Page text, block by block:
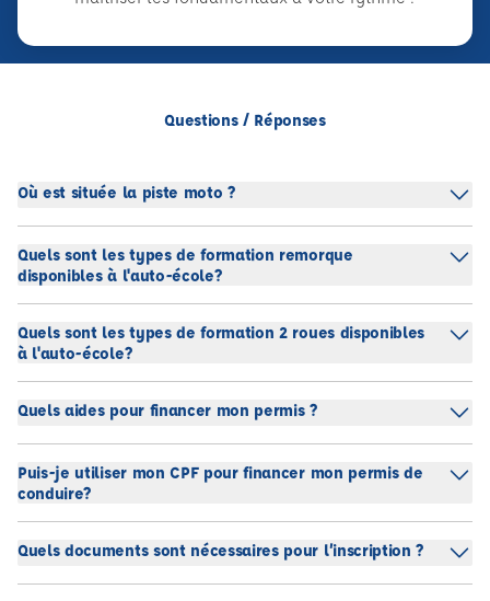
Questions / Réponses
Où est située la piste moto ?
Quels sont les types de formation remorque
disponibles à l'auto-école?
Quels sont les types de formation 2 roues disponibles
à l'auto-école?
Quels aides pour financer mon permis ?
Puis-je utiliser mon CPF pour financer mon permis de
conduire?
Quels documents sont nécessaires pour l’inscription ?